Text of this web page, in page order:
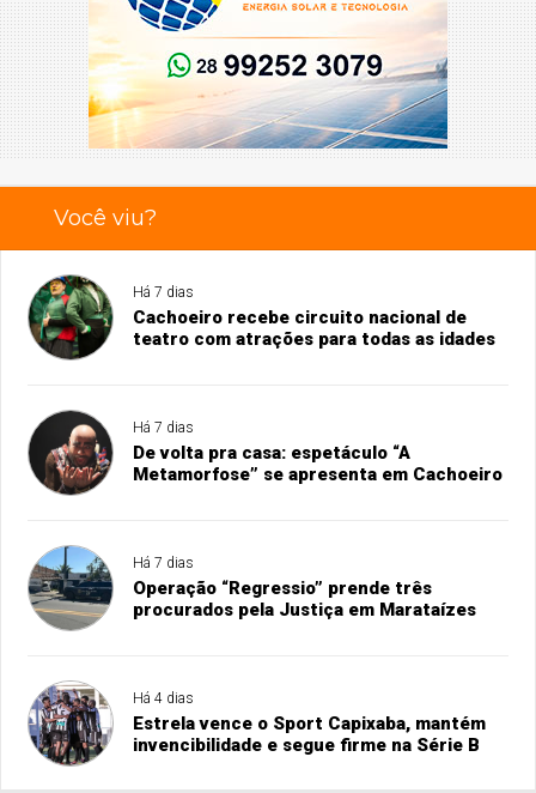
Você viu?
Há 7 dias
Cachoeiro recebe circuito nacional de
teatro com atrações para todas as idades
Há 7 dias
De volta pra casa: espetáculo “A
Metamorfose” se apresenta em Cachoeiro
Há 7 dias
Operação “Regressio” prende três
procurados pela Justiça em Marataízes
Há 4 dias
Estrela vence o Sport Capixaba, mantém
invencibilidade e segue firme na Série B